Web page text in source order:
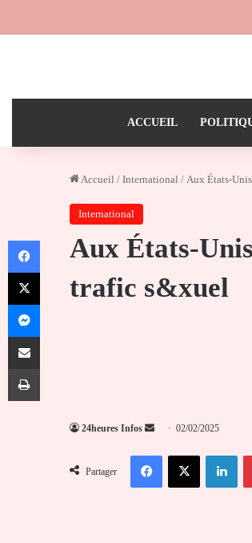
ACCUEIL
Accueil / International / Aux États-
International
Aux États-
trafic s&xuel
24heures Infos
Envoyer
courriel
02/02/2025
Partager
FacebookX
Facebook
X
Messenger
Partager par email